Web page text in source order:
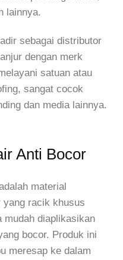
lainnya.
sebagai distributor
dengan merk
satuan atau
sangat cocok
dan media lainnya.
Anti Bocor
material
yang racik khusus
mudah diaplikasikan
bocor. Produk ini
meresap ke dalam